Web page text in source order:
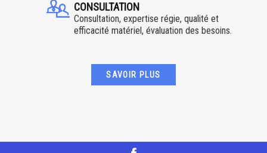
CONSULTATION
Consultation, expertise régie, qualité et
efficacité matériel, évaluation des besoins.
SAVOIR PLUS